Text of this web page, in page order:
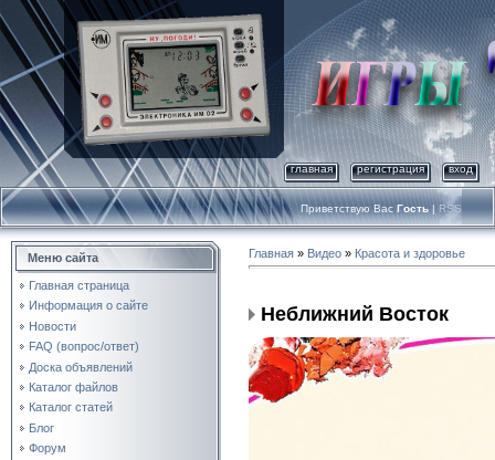
главная регистрация вход
Приветствую Вас Гость | RSS
Меню сайта
Главная страница
Информация о сайте
Новости
FAQ (вопрос/ответ)
Доска объявлений
Каталог файлов
Каталог статей
Блог
Форум
Главная » Видео » Красота и здоровье
Неближний Восток